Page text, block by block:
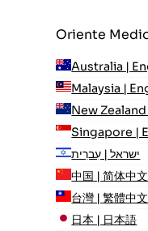
Oriente
Australia |
Malaysia |
New
Singapore |
ישראל | עִברִית
中国 | 简体中文
台灣 | 繁體中文
日本 | 日本語